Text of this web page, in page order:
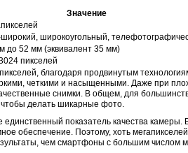
Значение
широкоугольный,
до 52 мм (эквивалент 35 мм)
пикселей
благодаря продвинутым
четкими и насыщенными. Даже при
снимки. В общем, для
чтобы делать шикарные фото.
показатель качества камеры.
обеспечение. Поэтому, хоть
чем смартфоны с большим числом